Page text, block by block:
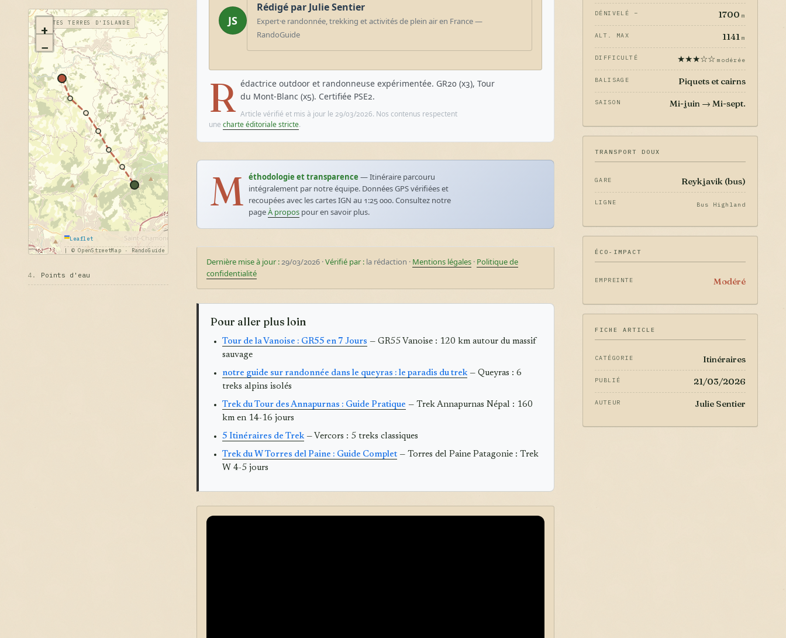
+
−
Leaflet
|
© OpenStreetMap · RandoGuide
HAUTES TERRES D'ISLANDE
4. Points d'eau
JS
Rédigé par Julie Sentier
Expert·e randonnée, trekking et activités de plein air en France —
RandoGuide
R édactrice outdoor et randonneuse expérimentée. GR20 (x3), Tour
du Mont-Blanc (x5). Certifiée PSE2.
Article vérifié et mis à jour le 29/03/2026. Nos contenus respectent
une charte éditoriale stricte.
M éthodologie et transparence — Itinéraire parcouru
intégralement par notre équipe. Données GPS vérifiées et
recoupées avec les cartes IGN au 1:25 000. Consultez notre
pageÀ propos pour en savoir plus.
Dernière mise à jour :29/03/2026 ·Vérifié par : la rédaction · Mentions légales · Politique de
confidentialité
Pour aller plus loin
Tour de la Vanoise : GR55 en 7 Jours — GR55 Vanoise : 120 km autour du massif
sauvage
notre guide sur randonnée dans le queyras : le paradis du trek— Queyras : 6
treks alpins isolés
Trek du Tour des Annapurnas : Guide Pratique — Trek Annapurnas Népal : 160
km en 14-16 jours
5 Itinéraires de Trek— Vercors : 5 treks classiques
Trek du W Torres del Paine : Guide Complet — Torres del Paine Patagonie : Trek
W 4-5 jours
DÉNIVELÉ − 1700 m
ALT. MAX 1141 m
DIFFICULTÉ ★★★☆☆ modérée
BALISAGE Piquets et cairns
SAISON Mi-juin → Mi-sept.
TRANSPORT DOUX
GARE Reykjavik (bus)
LIGNE Bus Highland
ÉCO-IMPACT
EMPREINTE Modéré
FICHE ARTICLE
CATÉGORIE Itinéraires
PUBLIÉ 21/03/2026
AUTEUR Julie Sentier